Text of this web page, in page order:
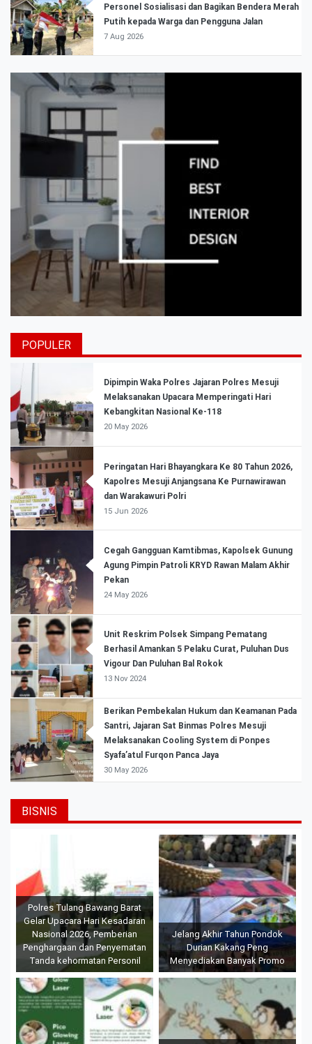
Personel Sosialisasi dan Bagikan Bendera Merah
Putih kepada Warga dan Pengguna Jalan
7 Aug 2026
POPULER
Dipimpin Waka Polres Jajaran Polres Mesuji
Melaksanakan Upacara Memperingati Hari
Kebangkitan Nasional Ke-118
20 May 2026
Peringatan Hari Bhayangkara Ke 80 Tahun 2026,
Kapolres Mesuji Anjangsana Ke Purnawirawan
dan Warakawuri Polri
15 Jun 2026
Cegah Gangguan Kamtibmas, Kapolsek Gunung
Agung Pimpin Patroli KRYD Rawan Malam Akhir
Pekan
24 May 2026
Unit Reskrim Polsek Simpang Pematang
Berhasil Amankan 5 Pelaku Curat, Puluhan Dus
Vigour Dan Puluhan Bal Rokok
13 Nov 2024
Berikan Pembekalan Hukum dan Keamanan Pada
Santri, Jajaran Sat Binmas Polres Mesuji
Melaksanakan Cooling System di Ponpes
Syafa’atul Furqon Panca Jaya
30 May 2026
BISNIS
Polres Tulang Bawang Barat
Gelar Upacara Hari Kesadaran
Nasional 2026, Pemberian
Penghargaan dan Penyematan
Tanda kehormatan Personil
Jelang Akhir Tahun Pondok
Durian Kakang Peng
Menyediakan Banyak Promo